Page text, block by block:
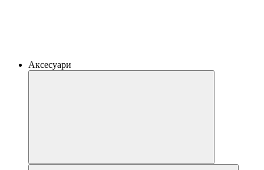
Аксесуари